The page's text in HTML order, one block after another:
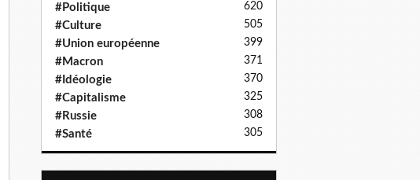
#Politique 620
#Culture 505
#Union européenne 399
#Macron 371
#Idéologie 370
#Capitalisme 325
#Russie 308
#Santé 305